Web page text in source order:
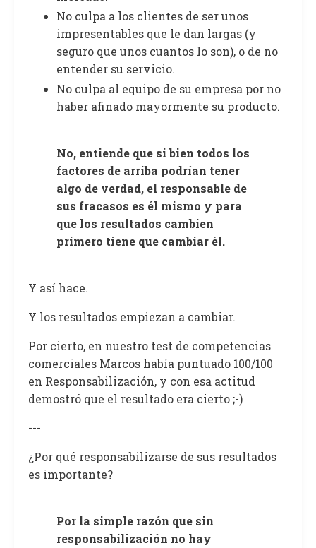
No culpa a los clientes de ser unos
impresentables que le dan largas (y
seguro que unos cuantos lo son), o de no
entender su servicio.
No culpa al equipo de su empresa por no
haber afinado mayormente su producto.
No, entiende que si bien todos los
factores de arriba podrían tener
algo de verdad, el responsable de
sus fracasos es él mismo y para
que los resultados cambien
primero tiene que cambiar él.
Y así hace.
Y los resultados empiezan a cambiar.
Por cierto, en nuestro test de competencias
comerciales Marcos había puntuado 100/100
en Responsabilización, y con esa actitud
demostró que el resultado era cierto ;-)
---
¿Por qué responsabilizarse de sus resultados
es importante?
Por la simple razón que sin
responsabilización no hay